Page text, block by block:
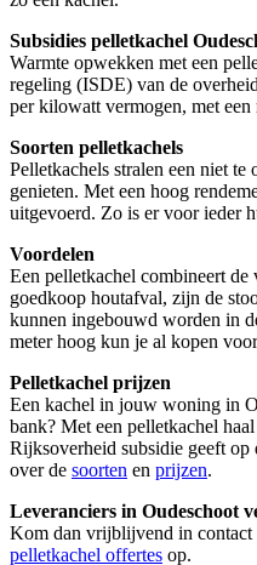
Subsidies pelletkachel
Warmte opwekken met een
regeling (ISDE) van de
per kilowatt vermogen, met
Soorten pelletkachels
Pelletkachels stralen een niet
genieten. Met een hoog
uitgevoerd. Zo is er voor ieder
Voordelen
Een pelletkachel combineert
goedkoop houtafval, zijn de
kunnen ingebouwd worden in
meter hoog kun je al kopen
Pelletkachel prijzen
Een kachel in jouw woning in
bank? Met een pelletkachel
Rijksoverheid subsidie geeft op
over de soorten en prijzen.
Leveranciers in Oudeschoot
Kom dan vrijblijvend in contact
pelletkachel offertes op.